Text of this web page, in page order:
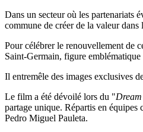
Dans un secteur où les partenariats
commune de créer de la valeur dans
Pour célébrer le renouvellement de
Saint-Germain, figure
Il entremêle des images exclusives
Le film a été dévoilé lors du "
partage unique. Répartis en
Pedro Miguel Pauleta.